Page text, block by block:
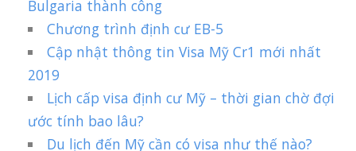
Bulgaria thành công
Chương trình định cư EB-5
Cập nhật thông tin Visa Mỹ Cr1 mới nhất
2019
Lịch cấp visa định cư Mỹ – thời gian chờ đợi
ước tính bao lâu?
Du lịch đến Mỹ cần có visa như thế nào?